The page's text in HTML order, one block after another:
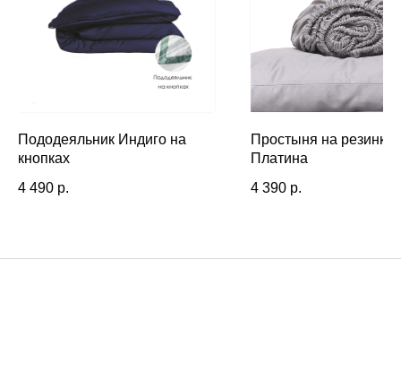
Пододеяльник Индиго на
кнопках
4 490 р.
Простыня на резинке
Платина
4 390 р.